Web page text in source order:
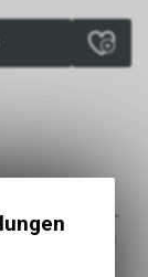
mit 4-Wege-
zuverlässige
Racing-